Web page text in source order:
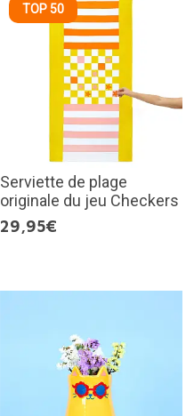
TOP 50
Serviette de plage
originale du jeu Checkers
29,95€